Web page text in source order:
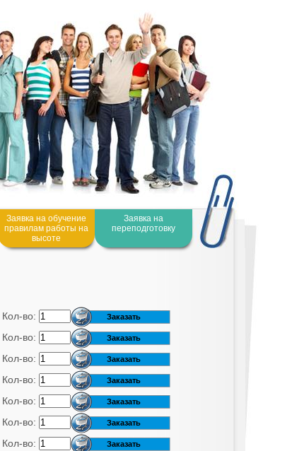
Заявка на обучение
правилам работы на
высоте
Заявка на
переподготовку
Кол-во:
Кол-во:
Кол-во:
Кол-во:
Кол-во:
Кол-во:
Кол-во: